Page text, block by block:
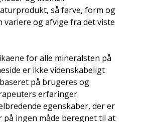
så farve, form og
variere og afvige fra det viste
for alle mineralsten på
er ikke videnskabeligt
på brugeres og
erfaringer.
egenskaber, der er
på ingen måde beregnet til at